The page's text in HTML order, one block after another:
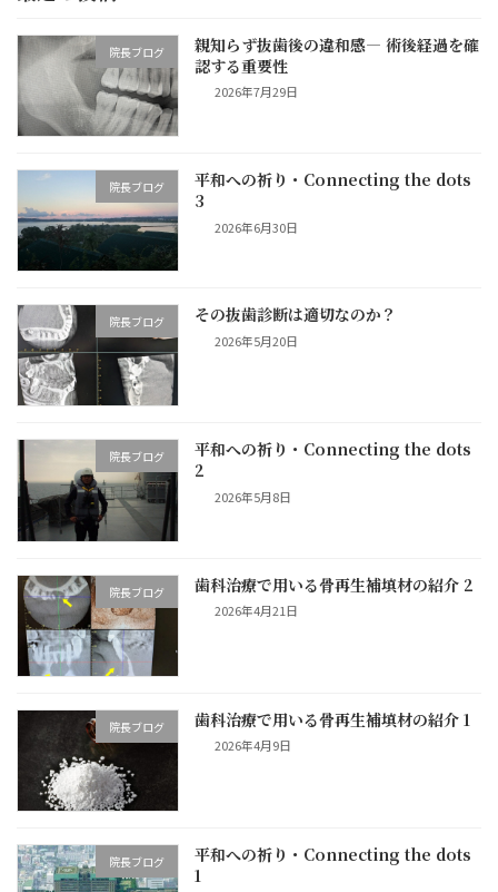
院長ブログ
親知らず抜歯後の違和感― 術後経過を確
認する重要性
2026年7月29日
院長ブログ
平和への祈り・Connecting the dots
3
2026年6月30日
院長ブログ その抜歯診断は適切なのか？
2026年5月20日
院長ブログ
平和への祈り・Connecting the dots
2
2026年5月8日
院長ブログ 歯科治療で用いる骨再生補填材の紹介 2
2026年4月21日
院長ブログ 歯科治療で用いる骨再生補填材の紹介 1
2026年4月9日
院長ブログ
平和への祈り・Connecting the dots
1